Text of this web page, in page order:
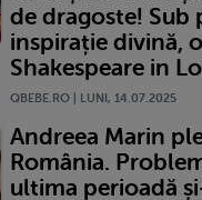
de dragoste! Sub
inspirație divină,
Shakespeare in
QBEBE.RO | LUNI, 14.07.2025
Andreea Marin
România.
ultima perioadă